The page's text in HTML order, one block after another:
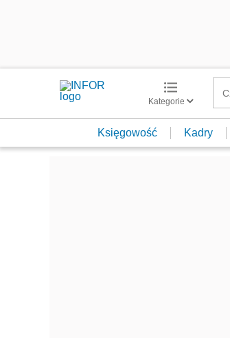
Kategorie
Księgowość Kadry